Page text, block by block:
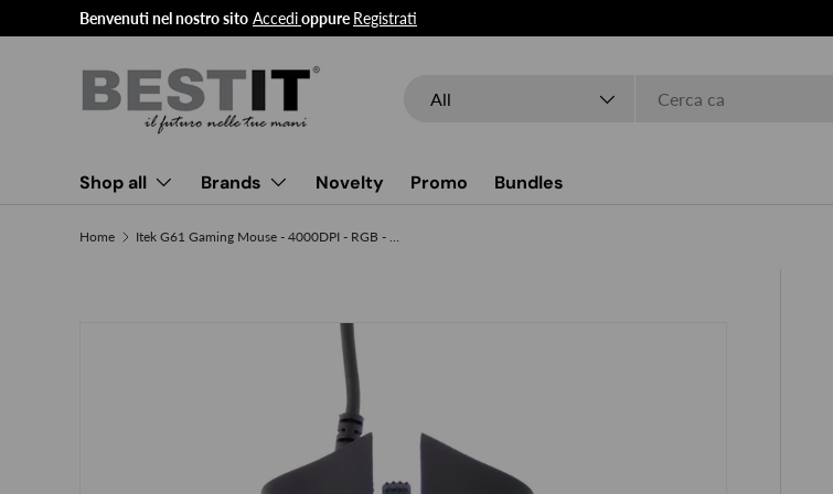
Skip to content
Benvenuti nel nostro sito Accedioppure Registrati
All
Shop all Brands Novelty Promo Bundles
Home Itek G61 Gaming Mouse - 4000DPI - RGB - Software - A3050 Sensor